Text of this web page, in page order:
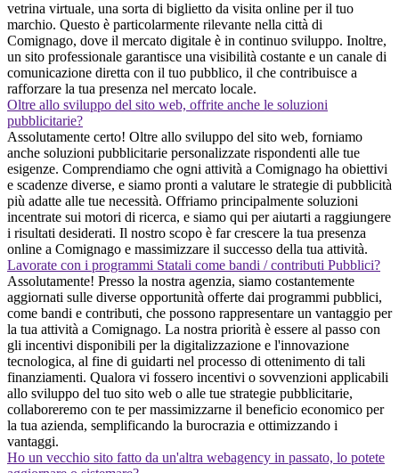
vetrina virtuale, una sorta di biglietto da visita online per il tuo
marchio. Questo è particolarmente rilevante nella città di
Comignago, dove il mercato digitale è in continuo sviluppo. Inoltre,
un sito professionale garantisce una visibilità costante e un canale di
comunicazione diretta con il tuo pubblico, il che contribuisce a
rafforzare la tua presenza nel mercato locale.
Oltre allo sviluppo del sito web, offrite anche le soluzioni
pubblicitarie?
Assolutamente certo! Oltre allo sviluppo del sito web, forniamo
anche soluzioni pubblicitarie personalizzate rispondenti alle tue
esigenze. Comprendiamo che ogni attività a Comignago ha obiettivi
e scadenze diverse, e siamo pronti a valutare le strategie di pubblicità
più adatte alle tue necessità. Offriamo principalmente soluzioni
incentrate sui motori di ricerca, e siamo qui per aiutarti a raggiungere
i risultati desiderati. Il nostro scopo è far crescere la tua presenza
online a Comignago e massimizzare il successo della tua attività.
Lavorate con i programmi Statali come bandi / contributi Pubblici?
Assolutamente! Presso la nostra agenzia, siamo costantemente
aggiornati sulle diverse opportunità offerte dai programmi pubblici,
come bandi e contributi, che possono rappresentare un vantaggio per
la tua attività a Comignago. La nostra priorità è essere al passo con
gli incentivi disponibili per la digitalizzazione e l'innovazione
tecnologica, al fine di guidarti nel processo di ottenimento di tali
finanziamenti. Qualora vi fossero incentivi o sovvenzioni applicabili
allo sviluppo del tuo sito web o alle tue strategie pubblicitarie,
collaboreremo con te per massimizzarne il beneficio economico per
la tua azienda, semplificando la burocrazia e ottimizzando i
vantaggi.
Ho un vecchio sito fatto da un'altra webagency in passato, lo potete